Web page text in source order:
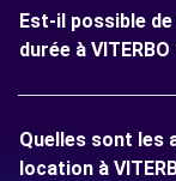
Est-il possible
durée à VITERBO
Quelles sont les
location à